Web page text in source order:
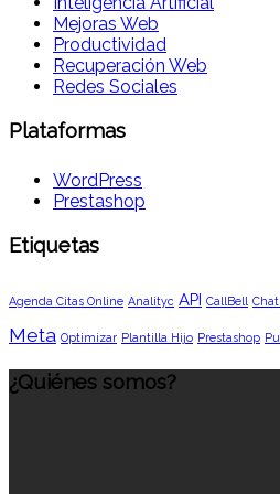
Mejoras Web
Productividad
Recuperación Web
Redes Sociales
Plataformas
WordPress
Prestashop
Etiquetas
Agenda Citas Online Analityc API CallBell
Meta Optimizar Plantilla Hijo Prestashop
¿Quiénes somos?